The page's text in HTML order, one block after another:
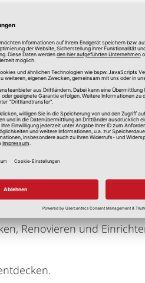
in Euro, inkl. gesetzlicher
Renovieren und